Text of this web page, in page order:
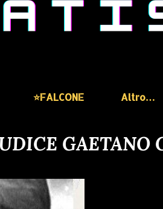
⭐️FALCONE Altro…
GAETANO